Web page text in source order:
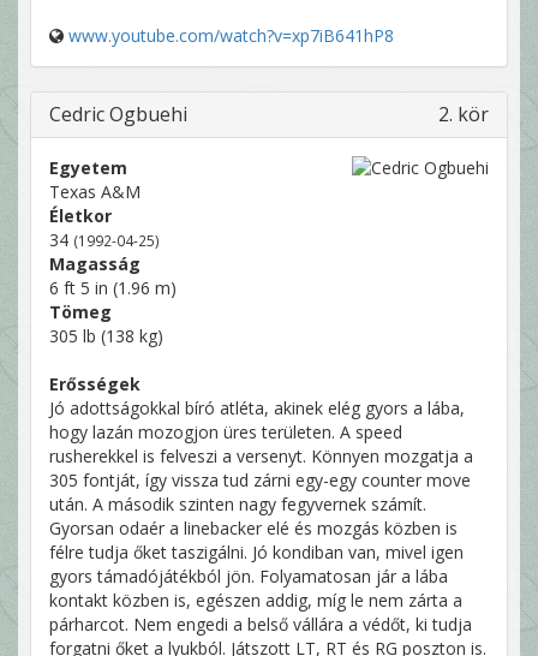
www.youtube.com/watch?v=xp7iB641hP8
Cedric Ogbuehi 2. kör
Egyetem
Texas A&M
Életkor
34 (1992-04-25)
Magasság
6 ft 5 in (1.96 m)
Tömeg
305 lb (138 kg)
Erősségek
Jó adottságokkal bíró atléta, akinek elég gyors a lába,
hogy lazán mozogjon üres területen. A speed
rusherekkel is felveszi a versenyt. Könnyen mozgatja a
305 fontját, így vissza tud zárni egy-egy counter move
után. A második szinten nagy fegyvernek számít.
Gyorsan odaér a linebacker elé és mozgás közben is
félre tudja őket taszigálni. Jó kondiban van, mivel igen
gyors támadójátékból jön. Folyamatosan jár a lába
kontakt közben is, egészen addig, míg le nem zárta a
párharcot. Nem engedi a belső vállára a védőt, ki tudja
forgatni őket a lyukból. Játszott LT, RT és RG poszton is.